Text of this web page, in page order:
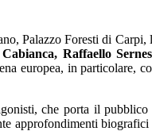
Palazzo Foresti di Carpi,
Raffaello
europea, in particolare,
che porta il pubblico
approfondimenti biografici